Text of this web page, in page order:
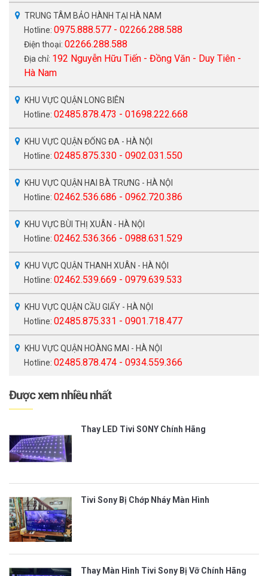
TRUNG TÂM BẢO HÀNH TẠI HÀ NAM
Hotline: 0975.888.577 - 02266.288.588
Điện thoại: 02266.288.588
Địa chỉ: 192 Nguyễn Hữu Tiến - Đồng Văn - Duy Tiên -
Hà Nam
KHU VỰC QUẬN LONG BIÊN
Hotline: 02485.878.473 - 01698.222.668
KHU VỰC QUẬN ĐỐNG ĐA - HÀ NỘI
Hotline: 02485.875.330 - 0902.031.550
KHU VỰC QUẬN HAI BÀ TRƯNG - HÀ NỘI
Hotline: 02462.536.686 - 0962.720.386
KHU VỰC BÙI THỊ XUÂN - HÀ NỘI
Hotline: 02462.536.366 - 0988.631.529
KHU VỰC QUẬN THANH XUÂN - HÀ NỘI
Hotline: 02462.539.669 - 0979.639.533
KHU VỰC QUẬN CẦU GIẤY - HÀ NỘI
Hotline: 02485.875.331 - 0901.718.477
KHU VỰC QUẬN HOÀNG MAI - HÀ NỘI
Hotline: 02485.878.474 - 0934.559.366
Được xem nhiều nhất
Thay LED Tivi SONY Chính Hãng
Tivi Sony Bị Chớp Nháy Màn Hình
Thay Màn Hình Tivi Sony Bị Vỡ Chính Hãng